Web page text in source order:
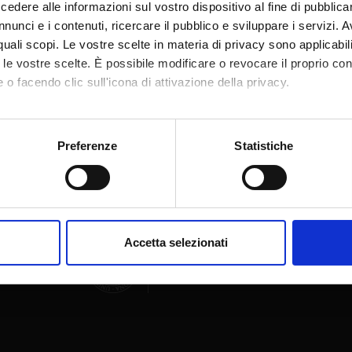
alle informazioni sul vostro dispositivo al fine di
e i contenuti, ricercare il pubblico e sviluppare i servizi.
scopi. Le vostre scelte in materia di privacy sono
vostre scelte. È possibile modificare o revocare il proprio
o facendo clic sull'icona di attivazione della privacy.
anche:
sulla tua posizione geografica, con un'approssimazione di
in qualsiasi momento dalla Dichiarazione sui cookie.
e social media, i quali potrebbero combinarle con altre
dei loro servizi.
Preferenze Statistiche
Accetta selezionati